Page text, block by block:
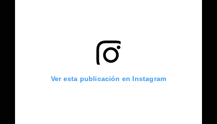
Ver esta publicación en Instagram